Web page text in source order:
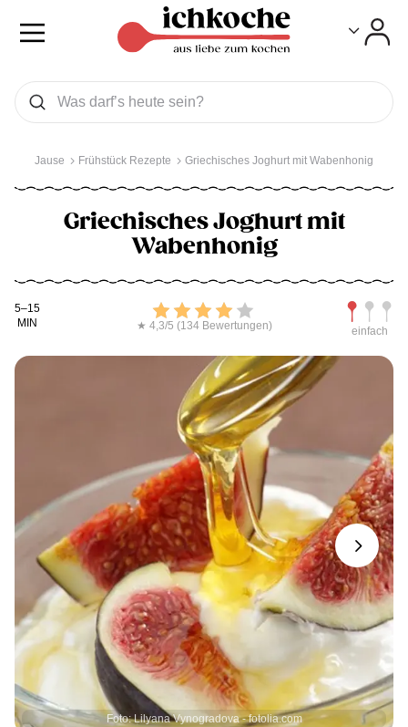
Was wollen Sie suchen
Suchen
Jause Frühstück Rezepte Griechisches Joghurt mit Wabenhonig
Griechisches Joghurt mit
Wabenhonig
Kochdauer
5–15
MIN
Bewerten
★ 4,3/5 (134 Bewertungen) einfach
Foto: Lilyana Vynogradova - fotolia.com
Next